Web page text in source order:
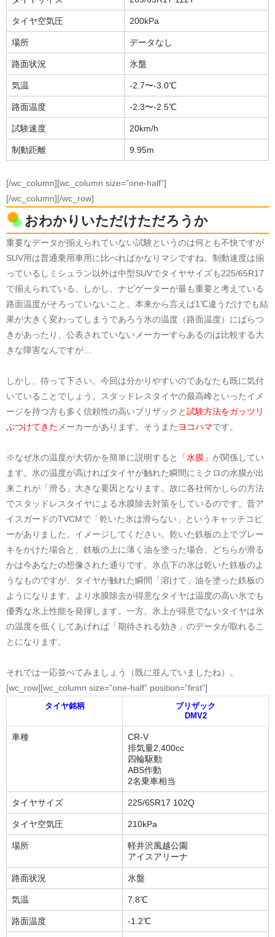
タイヤ空気圧 200kPa
場所 データなし
路面状況 氷盤
気温 -2.7〜-3.0℃
路面温度 -2.3〜-2.5℃
試験速度 20km/h
制動距離 9.95m
[/wc_column][wc_column size=”one-half”]
[/wc_column][/wc_row]
おわかりいただけただろうか
重要なデータが揃えられていない試験というのは何とも不快ですが
SUV用は普通乗用車用に比べればかなりマシですね。制動速度は揃
っているしミシュラン以外は中型SUVでタイヤサイズも225/65R17
で揃えられている。しかし、ナビゲーターが最も重要と考えている
路面温度がそろっていないこと。本来から言えば1℃違うだけでも結
果が大きく変わってしまうであろう氷の温度（路面温度）にばらつ
きがあったり、公表されていないメーカーすらあるのは比較する大
きな障害なんですが…
しかし、待って下さい。今回は分かりやすいのであなたも既に気付
いていることでしょう。スタッドレスタイヤの最高峰といったイメ
ージを持つ方も多く信頼性の高いブリザックと試験方法をガッツリ
ぶつけてきた メーカーがあります。そうまた ヨコハマです。
※なぜ氷の温度が大切かを簡単に説明すると 「水膜」 が関係してい
ます。氷の温度が高ければタイヤが触れた瞬間にミクロの水膜が出
来これが「滑る」大きな要因となります。故に各社何かしらの方法
でスタッドレスタイヤによる水膜除去対策をしているのです。昔ア
イスガードのTVCMで「乾いた氷は滑らない」というキャッチコピ
ーがありました。イメージしてください。乾いた鉄板の上でブレー
キをかけた場合と、鉄板の上に薄く油を塗った場合、どちらが滑る
かは今あなたの想像された通りです。氷点下の氷は乾いた鉄板のよ
うなものですが、タイヤが触れた瞬間「溶けて」油を塗った鉄板の
ようになります。より水膜除去が得意なタイヤは温度の高い氷でも
優秀な氷上性能を発揮します。一方、氷上が得意でないタイヤは氷
の温度を低くしてあげれば「期待される効き」のデータが取れるこ
とになります。
それでは一応並べてみましょう（既に並んでいましたね）。
[wc_row][wc_column size=”one-half” position=”first”]
タイヤ銘柄
ブリザック
DMV2
車種
CR-V
排気量2,400cc
四輪駆動
ABS作動
2名乗車相当
タイヤサイズ 225/65R17 102Q
タイヤ空気圧 210kPa
場所
軽井沢風越公園
アイスアリーナ
路面状況 氷盤
気温 7.8℃
路面温度 -1.2℃